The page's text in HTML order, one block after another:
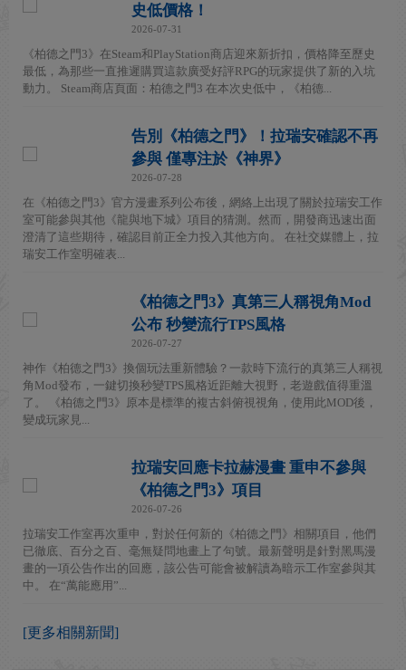
史低價格！
2026-07-31
《柏德之門3》在Steam和PlayStation商店迎來新折扣，價格降至歷史
最低，為那些一直推遲購買這款廣受好評RPG的玩家提供了新的入坑
動力。 Steam商店頁面：柏德之門3 在本次史低中，《柏德...
告別《柏德之門》！拉瑞安確認不再
參與 僅專注於《神界》
2026-07-28
在《柏德之門3》官方漫畫系列公布後，網絡上出現了關於拉瑞安工作
室可能參與其他《龍與地下城》項目的猜測。然而，開發商迅速出面
澄清了這些期待，確認目前正全力投入其他方向。 在社交媒體上，拉
瑞安工作室明確表...
《柏德之門3》真第三人稱視角Mod
公布 秒變流行TPS風格
2026-07-27
神作《柏德之門3》換個玩法重新體驗？一款時下流行的真第三人稱視
角Mod發布，一鍵切換秒變TPS風格近距離大視野，老遊戲值得重溫
了。 《柏德之門3》原本是標準的複古斜俯視視角，使用此MOD後，
變成玩家見...
拉瑞安回應卡拉赫漫畫 重申不參與
《柏德之門3》項目
2026-07-26
拉瑞安工作室再次重申，對於任何新的《柏德之門》相關項目，他們
已徹底、百分之百、毫無疑問地畫上了句號。最新聲明是針對黑馬漫
畫的一項公告作出的回應，該公告可能會被解讀為暗示工作室參與其
中。 在“萬能應用”...
[更多相關新聞]